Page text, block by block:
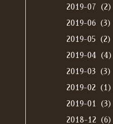
2019-07（2）
2019-06（3）
2019-05（2）
2019-04（4）
2019-03（3）
2019-02（1）
2019-01（3）
2018-12（6）